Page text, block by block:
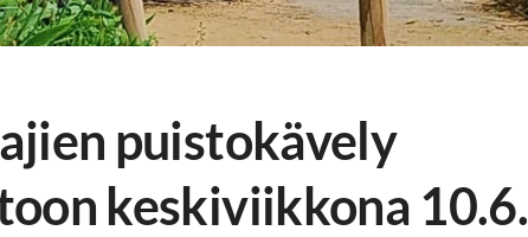
puistokävely
keskiviikkona 10.6.